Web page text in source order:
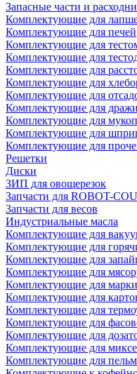
Запасные части и
Комплектующие для
Комплектующие для печей
Комплектующие для
Комплектующие для
Комплектующие для
Комплектующие для
Комплектующие для
Комплектующие для
Комплектующие для
Комплектующие для
Комплектующие для
Решетки
Диски
ЗИП для овощерезок
Запчасти для ROBOT-
Запчасти для весов
Индустриальные масла
Комплектующие для
Комплектующие для
Комплектующие для
Комплектующие для
Комплектующие для
Комплектующие для
Комплектующие для
Комплектующие для
Комплектующие для
Комплектующие для
Комплектующие для